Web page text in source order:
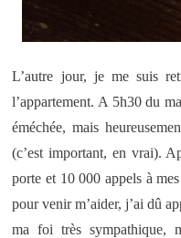
L’autre jour, je me suis
l’appartement. A 5h30 du
éméchée, mais
(c’est important, en vrai).
porte et 10 000 appels à
pour venir m’aider, j’ai dû
ma foi très sympathique,